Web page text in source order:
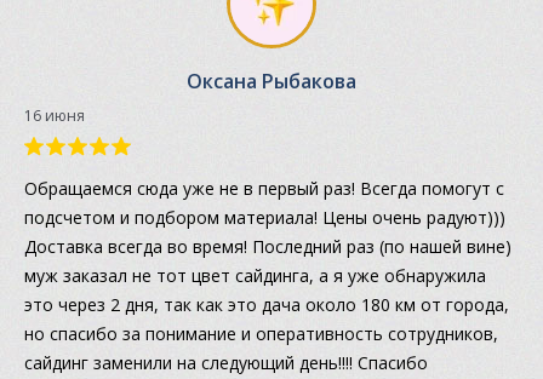
Оксана Рыбакова
16 июня
Обращаемся сюда уже не в первый раз! Всегда помогут с
подсчетом и подбором материала! Цены очень радуют)))
Доставка всегда во время! Последний раз (по нашей вине)
муж заказал не тот цвет сайдинга, а я уже обнаружила
это через 2 дня, так как это дача около 180 км от города,
но спасибо за понимание и оперативность сотрудников,
сайдинг заменили на следующий день!!!! Спасибо